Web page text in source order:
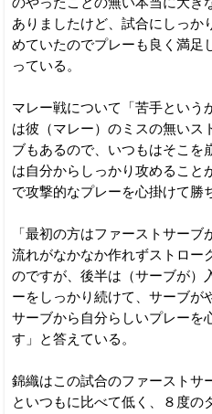
ありましたけど、試合にしっか
めていたのでプレーも良く満足
っている。
マレー戦について「苦手という
は彼（マレー）のミスの無いス
ブもあるので、いつもはそこを
は自分からしっかり攻めること
で攻撃的なプレーを心掛けて勝
「最初の方はファーストサーブ
流れがなかなか作れずストロー
のですが、後半は（サーブが）
ーをしっかり続けて、サーブが
サーブから自分らしいプレーを
す」と答えている。
錦織はこの試合のファーストサ
といつもに比べて低く、８度の